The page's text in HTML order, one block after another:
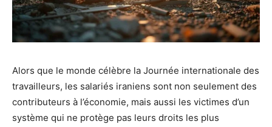
Alors que le monde célèbre la Journée internationale des
travailleurs, les salariés iraniens sont non seulement des
contributeurs à l’économie, mais aussi les victimes d’un
système qui ne protège pas leurs droits les plus